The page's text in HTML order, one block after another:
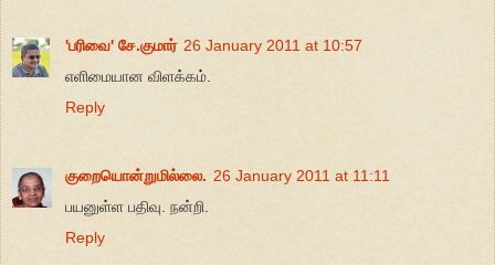
'பரிவை' சே.குமார் 26 January 2011 at 10:57
எளிமையான விளக்கம்.
Reply
குறையொன்றுமில்லை. 26 January 2011 at 11:11
பயனுள்ள பதிவு. நன்றி.
Reply